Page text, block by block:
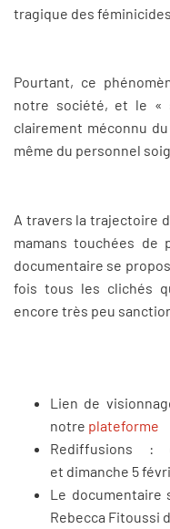
tragique des féminicides.
Pourtant, ce
notre société, et le «
clairement méconnu
même du personnel
A travers la trajectoire
mamans touchées
documentaire se
fois tous les clichés
encore très peu
Lien de
notre plateforme
Rediffusions :
et dimanche 5
Le documentaire
Rebecca Fitoussi